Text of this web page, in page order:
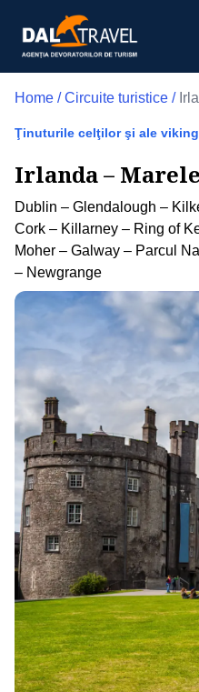
Home / Circuite turistice /
Ţinuturile celţilor şi ale
Irlanda –
Dublin – Glendalough –
Cork – Killarney – Ring of
Moher – Galway – Parcul
– Newgrange